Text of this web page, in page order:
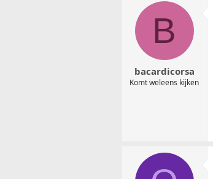
B
bacardicorsa
Komt weleens kijken